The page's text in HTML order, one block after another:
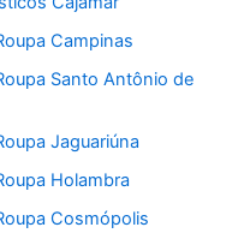
Campinas
Santo Antônio de
Jaguariúna
Holambra
Cosmópolis